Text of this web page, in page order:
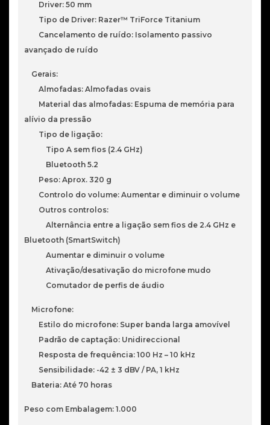
Driver: 50 mm
Tipo de Driver: Razer™ TriForce Titanium
Cancelamento de ruído: Isolamento passivo
avançado de ruído
Gerais:
Almofadas: Almofadas ovais
Material das almofadas: Espuma de memória para
alívio da pressão
Tipo de ligação:
Tipo A sem fios (2.4 GHz)
Bluetooth 5.2
Peso: Aprox. 320 g
Controlo do volume: Aumentar e diminuir o volume
Outros controlos:
Alternância entre a ligação sem fios de 2.4 GHz e
Bluetooth (SmartSwitch)
Aumentar e diminuir o volume
Ativação/desativação do microfone mudo
Comutador de perfis de áudio
Microfone:
Estilo do microfone: Super banda larga amovível
Padrão de captação: Unidireccional
Resposta de frequência: 100 Hz – 10 kHz
Sensibilidade: -42 ± 3 dBV / PA, 1 kHz
Bateria: Até 70 horas
Peso com Embalagem: 1.000